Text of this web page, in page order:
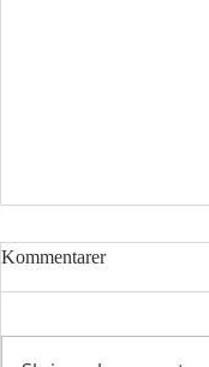
Kommentarer